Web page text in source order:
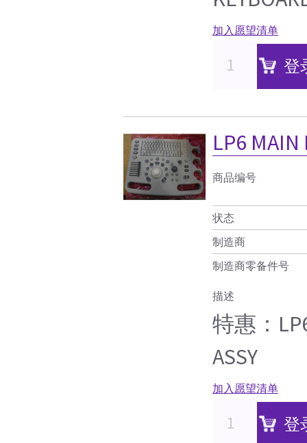
加入愿望清单
登
LP6 MAIN
商品编号
状态
制造商
制造商零备件号
描述
特惠：
ASSY
加入愿望清单
登